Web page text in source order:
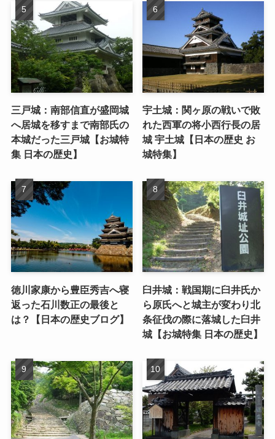
三戸城：南部信直が盛岡城
へ居城を移すまで南部氏の
本城だった三戸城【お城特
集 日本の歴史】
宇土城：関ヶ原の戦いで敗
れた西軍の将小西行長の居
城 宇土城【日本の歴史 お
城特集】
徳川家康から豊臣秀吉へ寝
返った石川数正の最後と
は？【日本の歴史ブログ】
臼井城：戦国期に臼井氏か
ら原氏へと城主が変わり北
条征伐の際に落城した臼井
城【お城特集 日本の歴史】